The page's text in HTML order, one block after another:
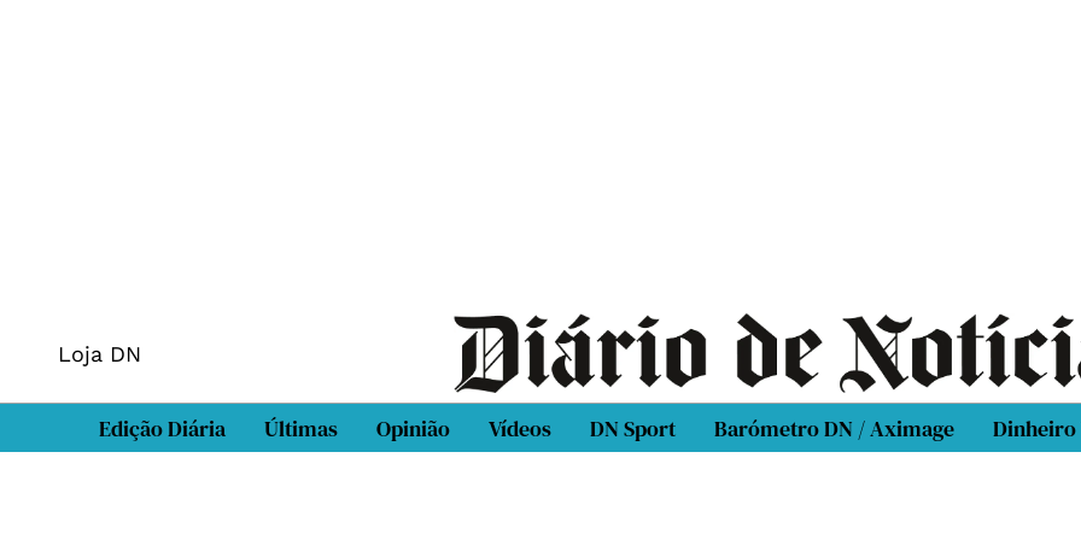
Loja DN
Edição Diária Últimas Opinião Vídeos DN Sport Barómetro DN / Aximage Dinheiro